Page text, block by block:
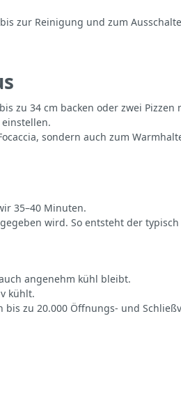
zur Reinigung und zum
zu 34 cm backen oder zwei
sondern auch zum
35–40 Minuten.
wird. So entsteht der
angenehm kühl bleibt.
kühlt.
zu 20.000 Öffnungs- und